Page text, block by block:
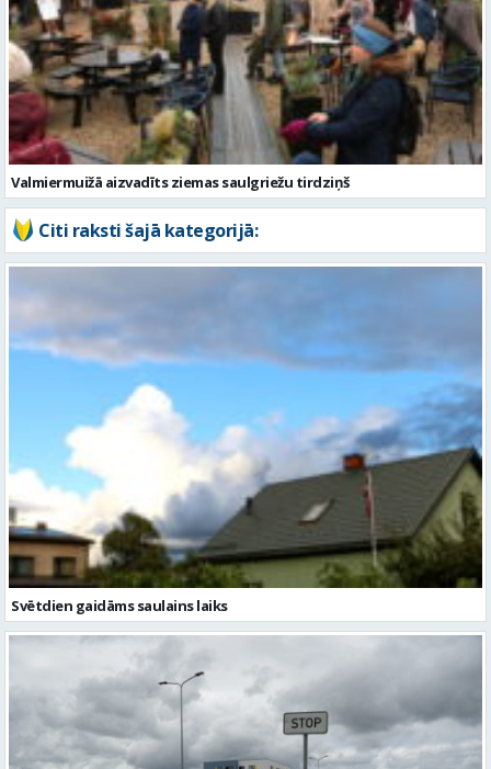
Valmiermuižā aizvadīts ziemas saulgriežu tirdziņš
Citi raksti šajā kategorijā:
Svētdien gaidāms saulains laiks